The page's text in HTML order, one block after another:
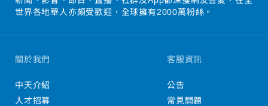
世界各地華人亦頗受歡迎，全球擁有2000萬粉絲。
關於我們
中天介紹
人才招募
客服資訊
公告
常見問題